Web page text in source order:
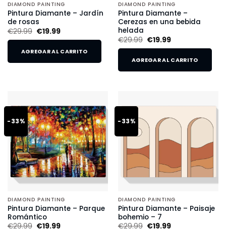
DIAMOND PAINTING
Pintura Diamante – Jardín
de rosas
€29.99 €19.99
AGREGAR AL CARRITO
DIAMOND PAINTING
Pintura Diamante –
Cerezas en una bebida
helada
€29.99 €19.99
AGREGAR AL CARRITO
-33%
DIAMOND PAINTING
Pintura Diamante – Parque
Romántico
€29.99 €19.99
-33%
DIAMOND PAINTING
Pintura Diamante – Paisaje
bohemio – 7
€29.99 €19.99